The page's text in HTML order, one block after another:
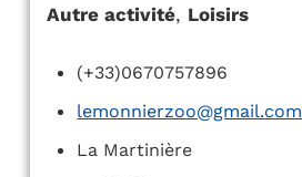
Autre activité, Loisirs
(+33)0670757896
lemonnierzoo@gmail.com
La Martinière